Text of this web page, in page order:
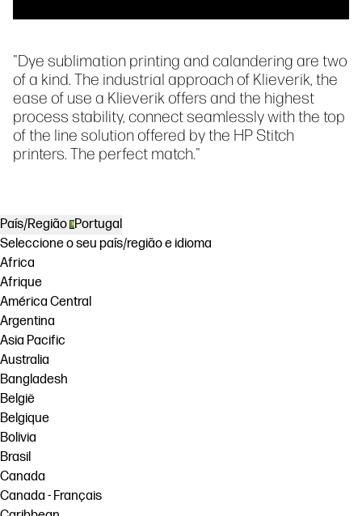
"Dye sublimation printing and calandering are two
of a kind. The industrial approach of Klieverik, the
ease of use a Klieverik offers and the highest
process stability, connect seamlessly with the top
of the line solution offered by the HP Stitch
printers. The perfect match."
País/Região Portugal
Seleccione o seu país/região e idioma
Africa
Afrique
América Central
Argentina
Asia Pacific
Australia
Bangladesh
België
Belgique
Bolivia
Brasil
Canada
Canada - Français